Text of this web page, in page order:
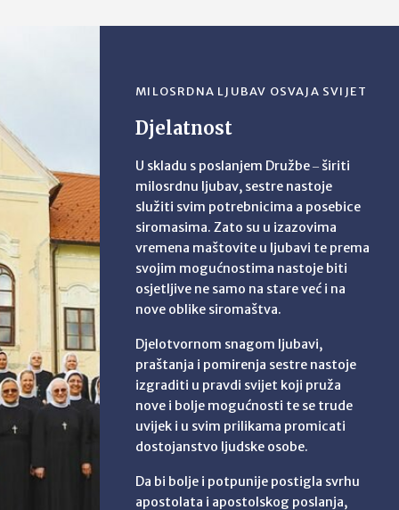
MILOSRDNA LJUBAV OSVAJA SVIJET
Djelatnost
U skladu s poslanjem Družbe ‒ širiti
milosrdnu ljubav, sestre nastoje
služiti svim potrebnicima a posebice
siromasima. Zato su u izazovima
vremena maštovite u ljubavi te prema
svojim mogućnostima nastoje biti
osjetljive ne samo na stare već i na
nove oblike siromaštva.
Djelotvornom snagom ljubavi,
praštanja i pomirenja sestre nastoje
izgraditi u pravdi svijet koji pruža
nove i bolje mogućnosti te se trude
uvijek i u svim prilikama promicati
dostojanstvo ljudske osobe.
Da bi bolje i potpunije postigla svrhu
apostolata i apostolskog poslanja,